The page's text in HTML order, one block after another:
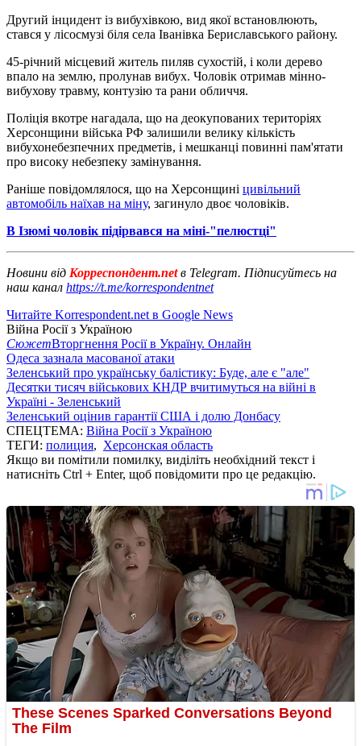
Другий інцидент із вибухівкою, вид якої встановлюють,
стався у лісосмузі біля села Іванівка Бериславського району.
45-річний місцевий житель пиляв сухостій, і коли дерево
впало на землю, пролунав вибух. Чоловік отримав мінно-
вибухову травму, контузію та рани обличчя.
Поліція вкотре нагадала, що на деокупованих територіях
Херсонщини війська РФ залишили велику кількість
вибухонебезпечних предметів, і мешканці повинні пам'ятати
про високу небезпеку замінування.
Раніше повідомлялося, що на Херсонщині цивільний
автомобіль наїхав на міну, загинуло двоє чоловіків.
В Ізюмі чоловік підірвався на міні-"пелюстці"
Новини від Корреспондент.netв Telegram. Підписуйтесь на
наш канал https://t.me/korrespondentnet
Читайте Korrespondent.net в Google News
Війна Росії з Україною
СюжетВторгнення Росії в Україну. Онлайн
Одеса зазнала масованої атаки
Зеленський про українську балістику: Буде, але є "але"
Десятки тисяч військових КНДР вчитимуться на війні в
Україні - Зеленський
Зеленський оцінив гарантії США і долю Донбасу
СПЕЦТЕМА: Війна Росії з Україною
ТЕГИ: полиция, Херсонская область
Якщо ви помітили помилку, виділіть необхідний текст і
натисніть Ctrl + Enter, щоб повідомити про це редакцію.